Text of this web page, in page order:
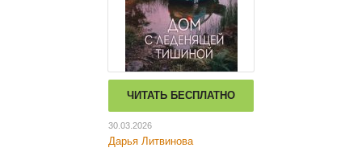
ЧИТАТЬ БЕСПЛАТНО
30.03.2026
Дарья Литвинова